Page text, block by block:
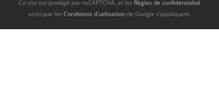
Ce site est protégé par reCAPTCHA, et les Règles de confidentialité
ainsi que les Conditions d'utilisationde Google s'appliquent.